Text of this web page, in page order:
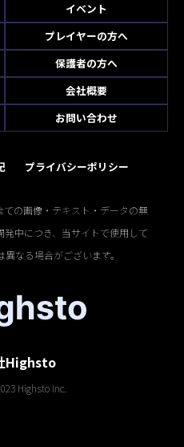
イベント
プレイヤーの方へ
保護者の方へ
会社概要
お問い合わせ
プライバシーポリシー
の画像・テキスト・データの無
中につき、当サイトで使用して
なる場合がございます。
Highsto
Highsto Inc.